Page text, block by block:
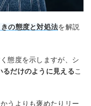
の態度と対処法を解説
態度を示しますが、シ
るだけのように見えるこ
うよりも褒めたりリー